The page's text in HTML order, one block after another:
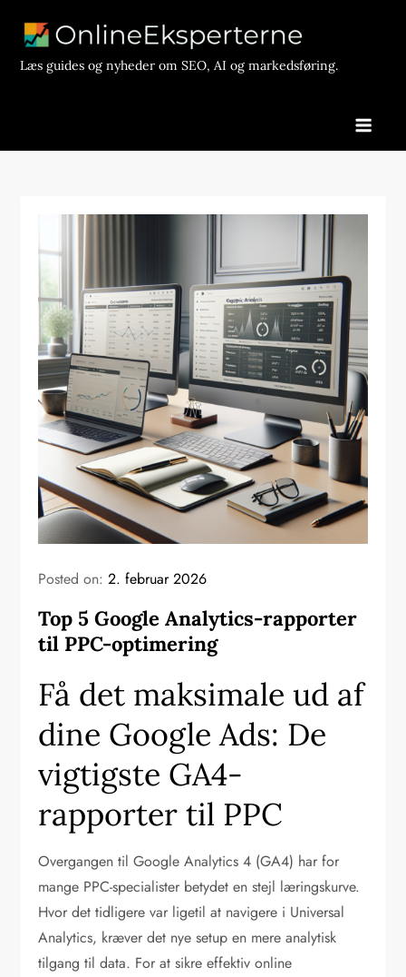
contentLæs guides og nyheder om SEO, AI og markedsføring.
Posted on:2. februar 2026
Top 5 Google Analytics-rapporter
til PPC-optimering
Få det maksimale ud af
dine Google Ads: De
vigtigste GA4-
rapporter til PPC
Overgangen til Google Analytics 4 (GA4) har for
mange PPC-specialister betydet en stejl læringskurve.
Hvor det tidligere var ligetil at navigere i Universal
Analytics, kræver det nye setup en mere analytisk
tilgang til data. For at sikre effektiv online